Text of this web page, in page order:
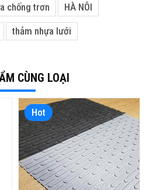
chống trơn HÀ NÔI
thảm nhựa lưới
CÙNG LOẠI
Hot